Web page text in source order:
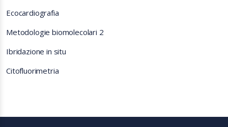
Ecocardiografia
Metodologie biomolecolari 2
Ibridazione in situ
Citofluorimetria